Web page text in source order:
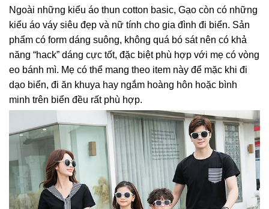
Ngoài những kiểu áo thun cotton basic, Gạo còn có những
kiểu áo váy siêu đẹp và nữ tính cho gia đình đi biển. Sản
phẩm có form dáng suông, không quá bó sát nên có khả
năng “hack” dáng cực tốt, đặc biệt phù hợp với mẹ có vòng
eo bánh mì. Mẹ có thể mang theo item này để mặc khi đi
dạo biển, đi ăn khuya hay ngắm hoàng hôn hoặc bình
minh trên biển đều rất phù hợp.